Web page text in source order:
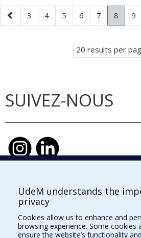
Previous
page
Page
3 Page
4 Page
5 Page
6 Page
7 Page
8
page.
9
20 results per
SUIVEZ-NOUS
École d'urbanisme et
paysage
École d'architecture
UdeM understands the
privacy
Cookies allow us to enhance and
browsing experience. Some cookies
ensure the website’s functionality